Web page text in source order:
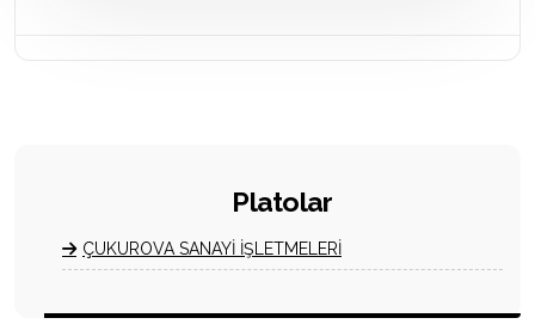
Platolar
ÇUKUROVA SANAYİ İŞLETMELERİ